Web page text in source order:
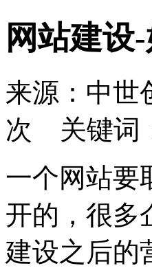
网站建设
来源：中
次 关键词
一个网站要
开的，很多
建设之后的